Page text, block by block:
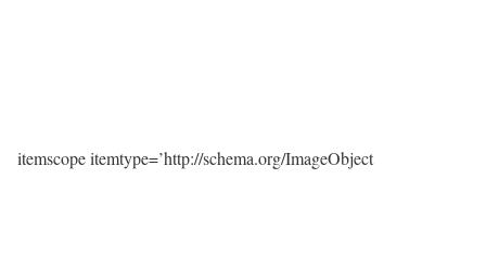
itemscope itemtype=’http://schema.org/ImageObject